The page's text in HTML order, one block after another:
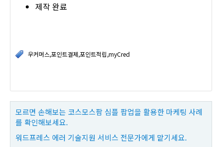
제작 완료
우커머스,포인트결제,포인트적립,myCred
모르면 손해보는 코스모스팜 심플 팝업을 활용한 마케팅 사례
를 확인해보세요.
워드프레스 에러 기술지원 서비스 전문가에게 맡기세요.